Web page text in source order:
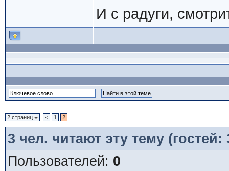
И с радуги,
2 страниц < 1 2
3 чел. читают эту тему
Пользователей: 0